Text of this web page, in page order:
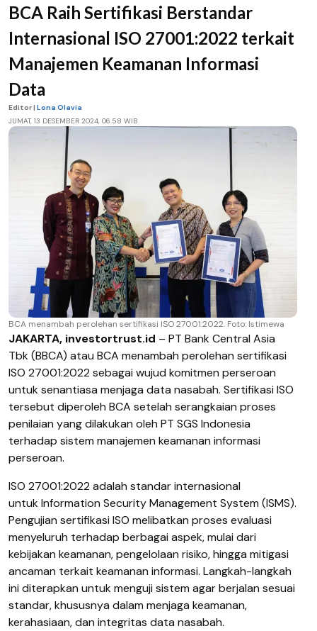
BCA Raih Sertifikasi Berstandar
Internasional ISO 27001:2022 terkait
Manajemen Keamanan Informasi
Data
Editor | Lona Olavia
JUMAT, 13 DESEMBER 2024, 06.58 WIB
BCA menambah perolehan sertifikasi ISO 27001:2022. Foto: Istimewa
JAKARTA, investortrust.id – PT Bank Central Asia
Tbk (BBCA) atau BCA menambah perolehan sertifikasi
ISO 27001:2022 sebagai wujud komitmen perseroan
untuk senantiasa menjaga data nasabah. Sertifikasi ISO
tersebut diperoleh BCA setelah serangkaian proses
penilaian yang dilakukan oleh PT SGS Indonesia
terhadap sistem manajemen keamanan informasi
perseroan.
ISO 27001:2022 adalah standar internasional
untuk Information Security Management System (ISMS).
Pengujian sertifikasi ISO melibatkan proses evaluasi
menyeluruh terhadap berbagai aspek, mulai dari
kebijakan keamanan, pengelolaan risiko, hingga mitigasi
ancaman terkait keamanan informasi. Langkah-langkah
ini diterapkan untuk menguji sistem agar berjalan sesuai
standar, khususnya dalam menjaga keamanan,
kerahasiaan, dan integritas data nasabah.